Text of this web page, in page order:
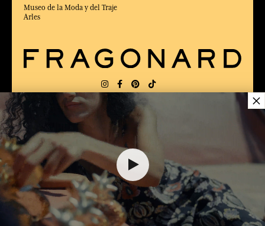
$ 11.00
1
AÑADIR A EL CARRITO
Museo de la Moda y del Traje
Arles
ENTREGA: US
ELEGIDO MEJOR SITIO DE COMERCIO
en Línea 2025 por la revista Capital
×